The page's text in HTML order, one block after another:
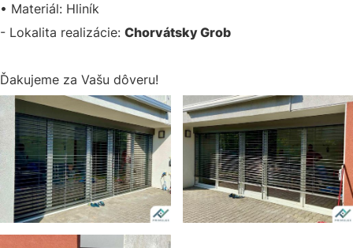
• Materiál: Hliník
- Lokalita realizácie: Chorvátsky Grob
Ďakujeme za Vašu dôveru!